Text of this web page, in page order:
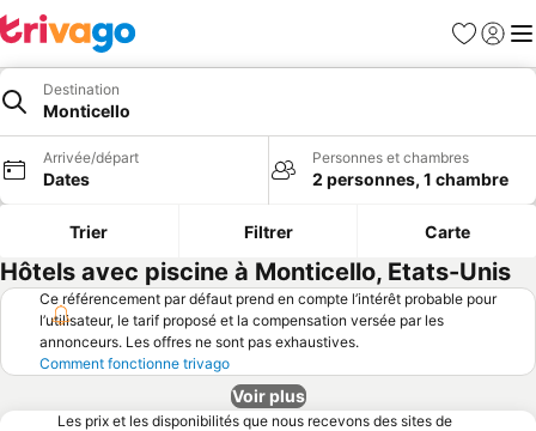
Favoris
Se
Destination
Monticello
Arrivée/départ
Dates
Personnes et chambres
2 personnes, 1 chambre
Trier Filtrer Carte
Hôtels avec piscine à Monticello, Etats-Unis
Ce référencement par défaut prend en compte l’intérêt probable pour
l’utilisateur, le tarif proposé et la compensation versée par les
annonceurs. Les offres ne sont pas exhaustives.
Comment fonctionne trivago
Voir plus
Les prix et les disponibilités que nous recevons des sites de